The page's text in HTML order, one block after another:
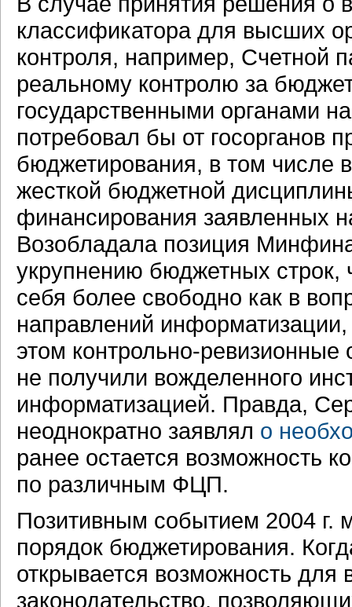
классификатора для высших
контроля, например, Счетной
реальному контролю за
государственными органами
потребовал бы от госорганов
бюджетирования, в том числе
жесткой бюджетной
финансирования заявленных
Возобладала позиция
укрупнению бюджетных строк,
себя более свободно как в
направлений
этом контрольно-
не получили вожделенного
информатизацией. Правда,
неоднократно заявлял о
ранее остается возможность
по различным ФЦП.
Позитивным событием 2004 г.
порядок бюджетирования.
открывается возможность для
законодательство,